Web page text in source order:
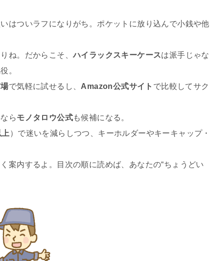
はついラフになりがち。ポケットに放り込んで小銭や他
ね。だからこそ、ハイラックスキーケースは派手じゃな
。
で気軽に試せるし、 Amazon公式サイト で比較してサク
らモノタロウ公式も候補になる。
）で迷いを減らしつつ、キーホルダーやキーキャップ・
案内するよ。目次の順に読めば、あなたの“ちょうどい